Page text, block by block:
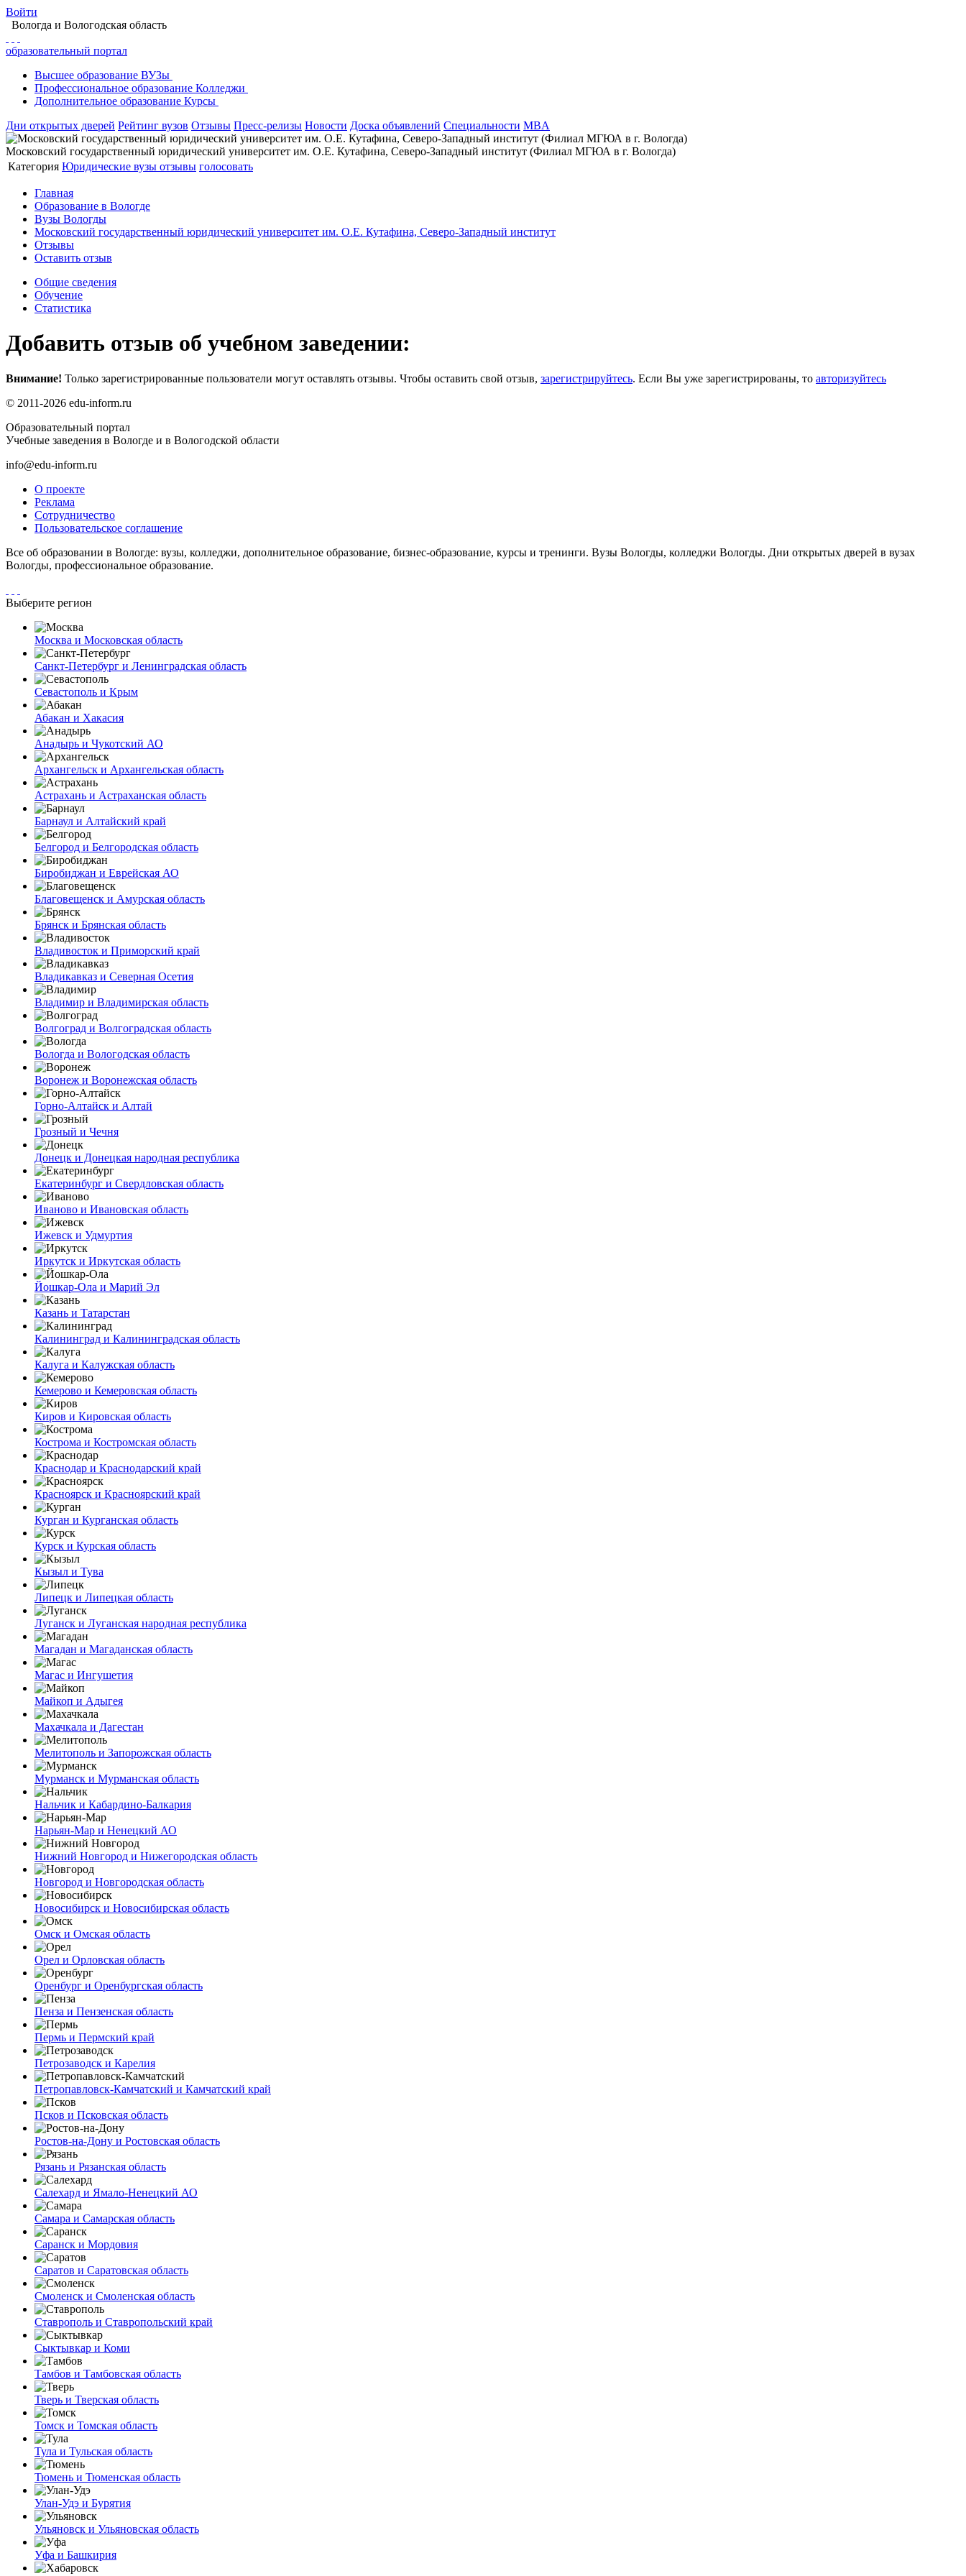
Войти
Вологда и Вологодская область
образовательный портал
Высшее образование ВУЗы
Профессиональное образование Колледжи
Дополнительное образование Курсы
Дни открытых дверей Рейтинг вузов Отзывы Пресс-релизы Новости Доска объявлений Специальности MBA
Московский государственный юридический университет им. О.Е. Кутафина, Северо-Западный институт (Филиал МГЮА в г. Вологда)
Категория Юридические вузы отзывы голосовать
Главная
Образование в Вологде
Вузы Вологды
Московский государственный юридический университет им. О.Е. Кутафина, Северо-Западный институт
Отзывы
Оставить отзыв
Общие сведения
Обучение
Статистика
Добавить отзыв об учебном заведении:
Внимание! Только зарегистрированные пользователи могут оставлять отзывы. Чтобы оставить свой отзыв, зарегистрируйтесь. Если Вы уже зарегистрированы, то авторизуйтесь
© 2011-2026 edu-inform.ru
Образовательный портал
Учебные заведения в Вологде и в Вологодской области
info@edu-inform.ru
О проекте
Реклама
Сотрудничество
Пользовательское соглашение
Все об образовании в Вологде: вузы, колледжи, дополнительное образование, бизнес-образование, курсы и тренинги. Вузы Вологды, колледжи Вологды. Дни открытых дверей в вузах
Вологды, профессиональное образование.
Выберите регион
Москва и Московская область
Санкт-Петербург и Ленинградская область
Севастополь и Крым
Абакан и Хакасия
Анадырь и Чукотский АО
Архангельск и Архангельская область
Астрахань и Астраханская область
Барнаул и Алтайский край
Белгород и Белгородская область
Биробиджан и Еврейская АО
Благовещенск и Амурская область
Брянск и Брянская область
Владивосток и Приморский край
Владикавказ и Северная Осетия
Владимир и Владимирская область
Волгоград и Волгоградская область
Вологда и Вологодская область
Воронеж и Воронежская область
Горно-Алтайск и Алтай
Грозный и Чечня
Донецк и Донецкая народная республика
Екатеринбург и Свердловская область
Иваново и Ивановская область
Ижевск и Удмуртия
Иркутск и Иркутская область
Йошкар-Ола и Марий Эл
Казань и Татарстан
Калининград и Калининградская область
Калуга и Калужская область
Кемерово и Кемеровская область
Киров и Кировская область
Кострома и Костромская область
Краснодар и Краснодарский край
Красноярск и Красноярский край
Курган и Курганская область
Курск и Курская область
Кызыл и Тува
Липецк и Липецкая область
Луганск и Луганская народная республика
Магадан и Магаданская область
Магас и Ингушетия
Майкоп и Адыгея
Махачкала и Дагестан
Мелитополь и Запорожская область
Мурманск и Мурманская область
Нальчик и Кабардино-Балкария
Нарьян-Мар и Ненецкий АО
Нижний Новгород и Нижегородская область
Новгород и Новгородская область
Новосибирск и Новосибирская область
Омск и Омская область
Орел и Орловская область
Оренбург и Оренбургская область
Пенза и Пензенская область
Пермь и Пермский край
Петрозаводск и Карелия
Петропавловск-Камчатский и Камчатский край
Псков и Псковская область
Ростов-на-Дону и Ростовская область
Рязань и Рязанская область
Салехард и Ямало-Ненецкий АО
Самара и Самарская область
Саранск и Мордовия
Саратов и Саратовская область
Смоленск и Смоленская область
Ставрополь и Ставропольский край
Сыктывкар и Коми
Тамбов и Тамбовская область
Тверь и Тверская область
Томск и Томская область
Тула и Тульская область
Тюмень и Тюменская область
Улан-Удэ и Бурятия
Ульяновск и Ульяновская область
Уфа и Башкирия